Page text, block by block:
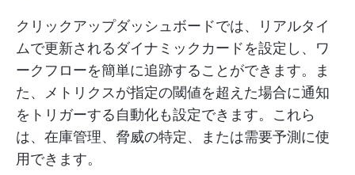
クリックアップダッシュボードでは、リアルタイ
ムで更新されるダイナミックカードを設定し、ワ
ークフローを簡単に追跡することができます。ま
た、メトリクスが指定の閾値を超えた場合に通知
をトリガーする自動化も設定できます。これら
は、在庫管理、脅威の特定、または需要予測に使
用できます。